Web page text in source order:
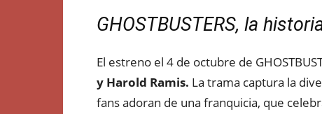
GHOSTBUSTERS, la
El estreno el 4 de octubre de
y Harold Ramis. La trama captura la
fans adoran de una franquicia, que